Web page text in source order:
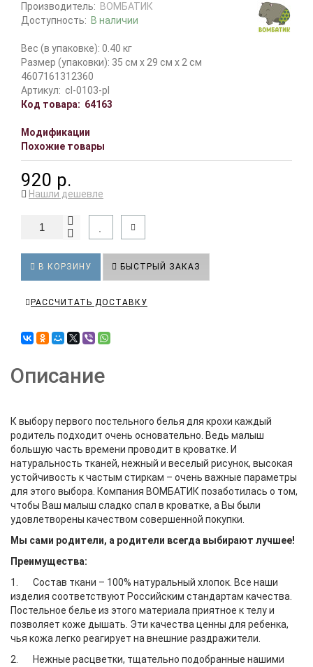
Производитель: ВОМБАТИК
Доступность: В наличии
Вес (в упаковке): 0.40 кг
Размер (упаковки): 35 см x 29 см x 2 см
4607161312360
Артикул: cl-0103-pl
Код товара: 64163
Модификации
Похожие товары
920 р.
Нашли дешевле
В КОРЗИНУ БЫСТРЫЙ ЗАКАЗ
РАССЧИТАТЬ ДОСТАВКУ
Описание
К выбору первого постельного белья для крохи каждый
родитель подходит очень основательно. Ведь малыш
большую часть времени проводит в кроватке. И
натуральность тканей, нежный и веселый рисунок, высокая
устойчивость к частым стиркам – очень важные параметры
для этого выбора. Компания ВОМБАТИК позаботилась о том,
чтобы Ваш малыш сладко спал в кроватке, а Вы были
удовлетворены качеством совершенной покупки.
Мы сами родители, а родители всегда выбирают лучшее!
Преимущества:
1. Состав ткани – 100% натуральный хлопок. Все наши
изделия соответствуют Российским стандартам качества.
Постельное белье из этого материала приятное к телу и
позволяет коже дышать. Эти качества ценны для ребенка,
чья кожа легко реагирует на внешние раздражители.
2. Нежные расцветки, тщательно подобранные нашими